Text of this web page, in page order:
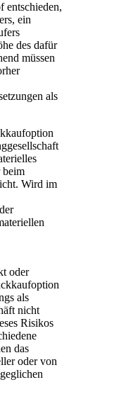
entschieden,
ein
des dafür
müssen
als
beim
Wird im
oder
als
nicht
Risikos
das
oder von